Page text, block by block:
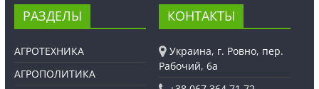
РАЗДЕЛЫ
АГРОТЕХНИКА
АГРОПОЛИТИКА
КОНТАКТЫ
Украина, г. Ровно, пер.
Рабочий, 6а